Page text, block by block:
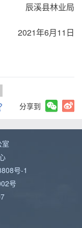
辰溪县林业局
2021年6月11日
分享到
号-1
号